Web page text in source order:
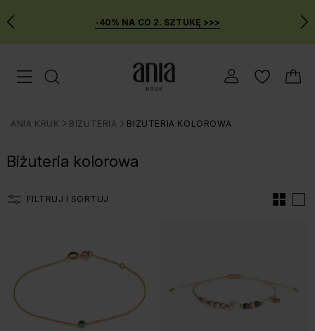
Przejdź
do
FILTRÓW
MENU
-40% NA CO 2. SZTUKĘ >>>
Menu mobilne
ANIA KRUK
>
BIŻUTERIA
>
BIŻUTERIA KOLOROWA
Biżuteria kolorowa
FILTRUJ I SORTUJ